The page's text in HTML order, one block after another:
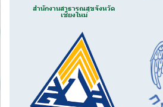
สำนักงานสาธารณสุขจังหวัด
เชียงใหม่